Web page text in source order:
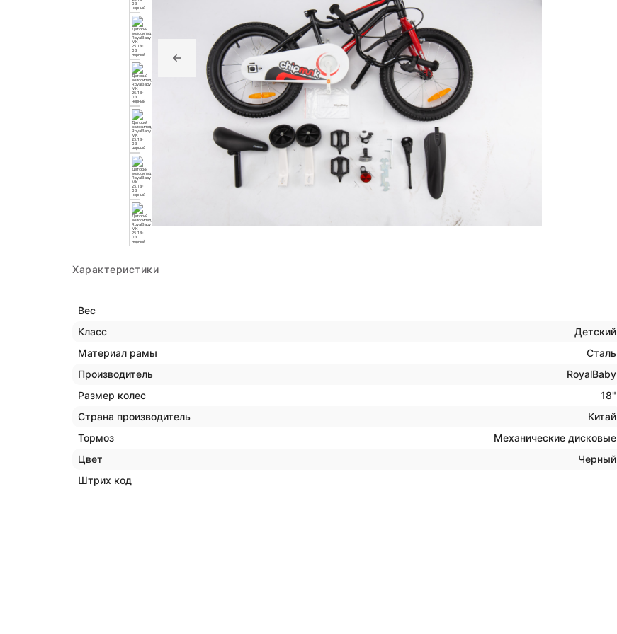
Характеристики
Вес
Класс
Детский
Материал рамы
Сталь
Производитель
RoyalBaby
Размер колес
18"
Страна производитель
Китай
Тормоз
Механические дисковые
Цвет
Черный
Штрих код